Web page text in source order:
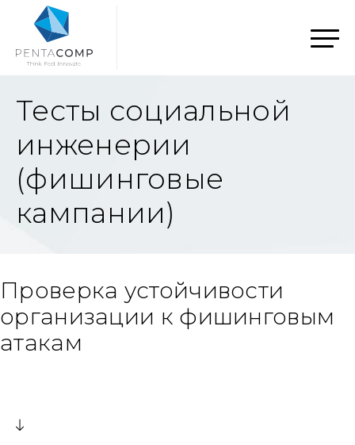
Тесты социальной
инженерии
(фишинговые
кампании)
Проверка устойчивости
организации к фишинговым
атакам